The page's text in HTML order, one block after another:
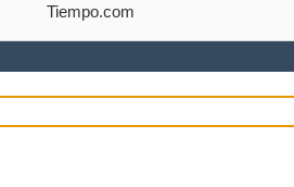
Tiempo.com